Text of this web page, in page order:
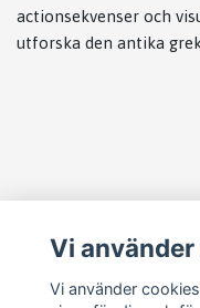
actionsekvenser och
utforska den antika
Vi
Vi använder